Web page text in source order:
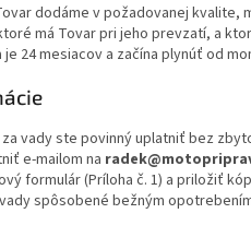
dodáme v požadovanej kvalite,
má Tovar pri jeho prevzatí, a
24 mesiacov a začína plynúť od
vady ste povinný uplatniť bez
e-mailom na
formulár (Príloha č. 1) a priložiť
spôsobené bežným